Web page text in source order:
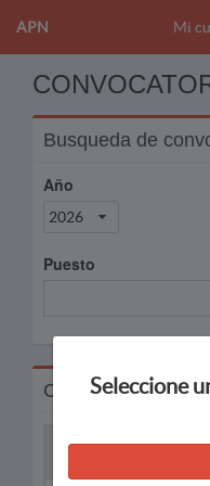
APN Mi
Busqueda de
Año
2026
Puesto
Convocatorias
Seleccione